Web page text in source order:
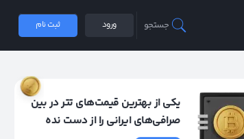
جستجو ورود ثبت نام
یکی از بهترین قیمت‌های تتر در بین
صرافی‌های ایرانی را از دست نده